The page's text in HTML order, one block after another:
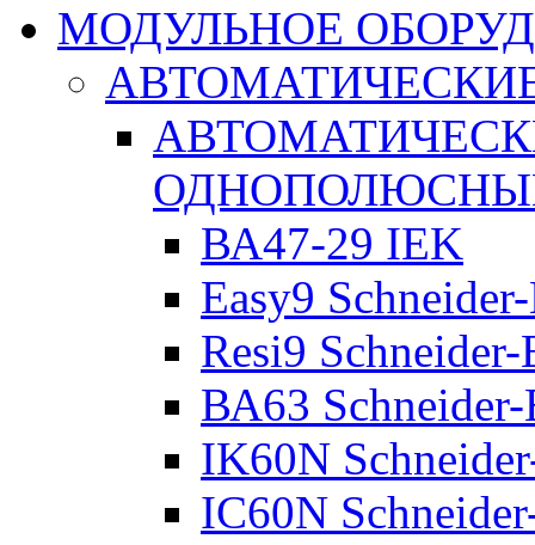
МОДУЛЬНОЕ
ВА47-29 IEK
Easy9
Resi9
ВА63
IK60N
IC60N